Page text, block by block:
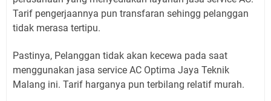
Tarif pengerjaannya pun transfaran sehingg pelanggan
tidak merasa tertipu.
Pastinya, Pelanggan tidak akan kecewa pada saat
menggunakan jasa service AC Optima Jaya Teknik
Malang ini. Tarif harganya pun terbilang relatif murah.